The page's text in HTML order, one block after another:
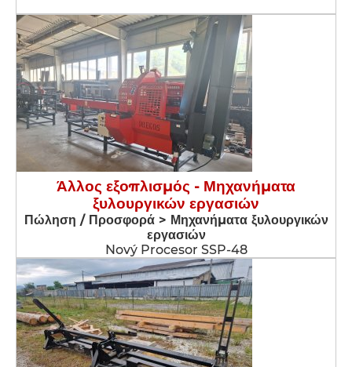
Άλλος εξοπλισμός - Μηχανήματα
ξυλουργικών εργασιών
Πώληση / Προσφορά > Μηχανήματα ξυλουργικών
εργασιών
Nový Procesor SSP-48